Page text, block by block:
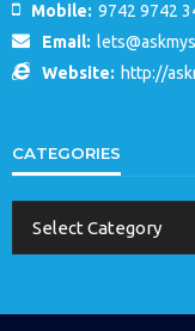
Mobile: 9742 9742
Email:
Website: http://
CATEGORIES